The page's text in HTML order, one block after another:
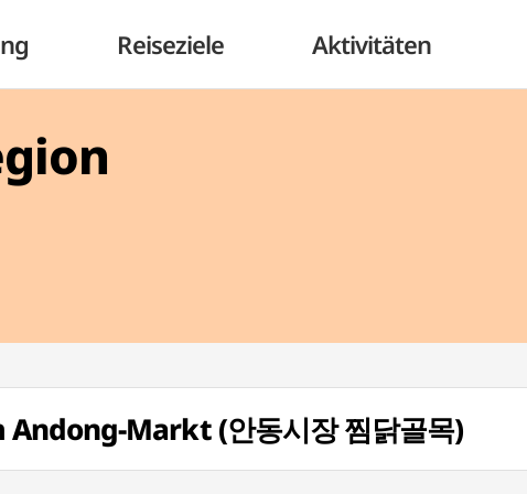
Reiseziele Aktivitäten
Markt (안동시장 찜닭골목)